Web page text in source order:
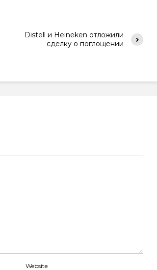
Distell и Heineken отложили
сделку о поглощении
Website